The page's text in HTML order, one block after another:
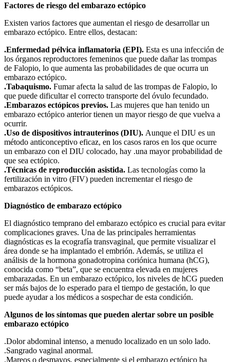
Factores de riesgo del embarazo ectópico
Existen varios factores que aumentan el riesgo de desarrollar un
embarazo ectópico. Entre ellos, destacan:
.Enfermedad pélvica inflamatoria (EPI). Esta es una infección de
los órganos reproductores femeninos que puede dañar las trompas
de Falopio, lo que aumenta las probabilidades de que ocurra un
embarazo ectópico.
.Tabaquismo. Fumar afecta la salud de las trompas de Falopio, lo
que puede dificultar el correcto transporte del óvulo fecundado.
.Embarazos ectópicos previos. Las mujeres que han tenido un
embarazo ectópico anterior tienen un mayor riesgo de que vuelva a
ocurrir.
.Uso de dispositivos intrauterinos (DIU). Aunque el DIU es un
método anticonceptivo eficaz, en los casos raros en los que ocurre
un embarazo con el DIU colocado, hay .una mayor probabilidad de
que sea ectópico.
.Técnicas de reproducción asistida. Las tecnologías como la
fertilización in vitro (FIV) pueden incrementar el riesgo de
embarazos ectópicos.
Diagnóstico de embarazo ectópico
El diagnóstico temprano del embarazo ectópico es crucial para evitar
complicaciones graves. Una de las principales herramientas
diagnósticas es la ecografía transvaginal, que permite visualizar el
área donde se ha implantado el embrión. Además, se utiliza el
análisis de la hormona gonadotropina coriónica humana (hCG),
conocida como “beta”, que se encuentra elevada en mujeres
embarazadas. En un embarazo ectópico, los niveles de hCG pueden
ser más bajos de lo esperado para el tiempo de gestación, lo que
puede ayudar a los médicos a sospechar de esta condición.
Algunos de los síntomas que pueden alertar sobre un posible
embarazo ectópico
.Dolor abdominal intenso, a menudo localizado en un solo lado.
.Sangrado vaginal anormal.
.Mareos o desmayos, especialmente si el embarazo ectópico ha